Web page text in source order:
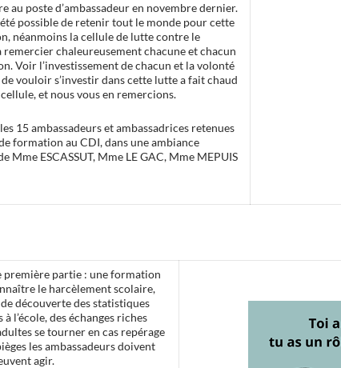
au poste d’ambassadeur en novembre dernier.
été possible de retenir tout le monde pour cette
néanmoins la cellule de lutte contre le
remercier chaleureusement chacune et chacun
Voir l’investissement de chacun et la volonté
de vouloir s’investir dans cette lutte a fait chaud
et nous vous en remercions.
15 ambassadeurs et ambassadrices retenues
formation au CDI, dans une ambiance
Mme ESCASSUT, Mme LE GAC, Mme MEPUIS
première partie : une formation
le harcèlement scolaire,
découverte des statistiques
l’école, des échanges riches
se tourner en cas repérage
les ambassadeurs doivent
agir.